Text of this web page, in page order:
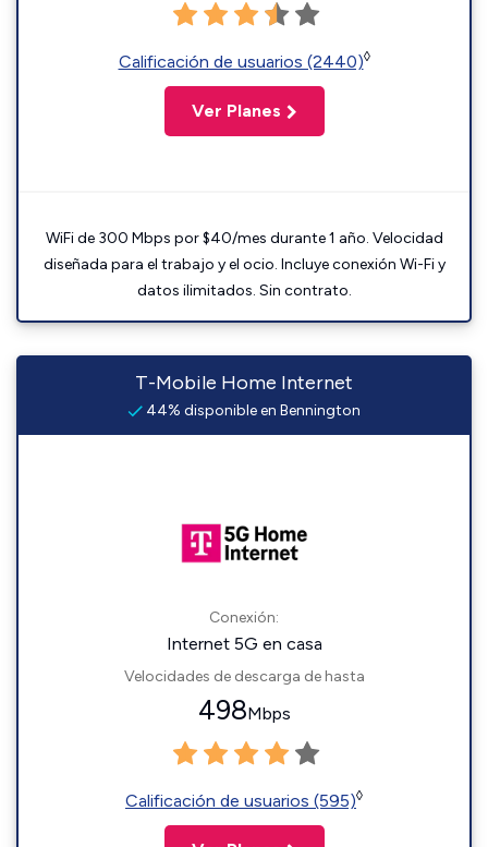
Calificación de usuarios (2440)◊
Ver Planes
WiFi de 300 Mbps por $40/mes durante 1 año. Velocidad
diseñada para el trabajo y el ocio. Incluye conexión Wi-Fi y
datos ilimitados. Sin contrato.
T-Mobile Home Internet
44% disponible en Bennington
Conexión:
Internet 5G en casa
Velocidades de descarga de hasta
498Mbps
Calificación de usuarios (595)◊